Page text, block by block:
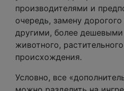
производителями и
очередь, замену
другими, более
животного,
происхождения.
Условно, все